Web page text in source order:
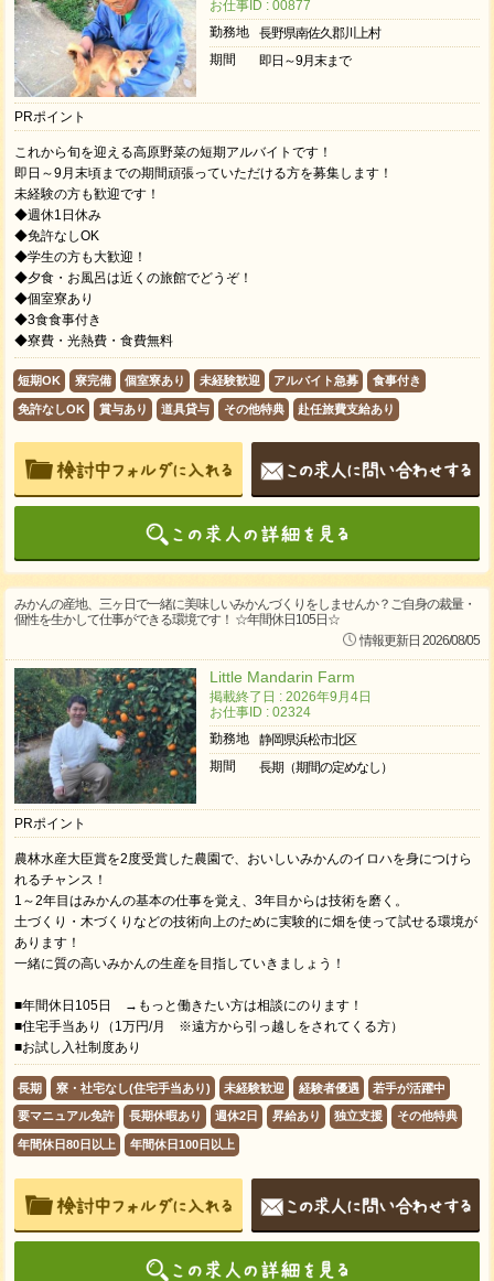
お仕事ID : 00877
勤務地
長野県南佐久郡川上村
期間
即日～9月末まで
PRポイント
これから旬を迎える高原野菜の短期アルバイトです！
即日～9月末頃までの期間頑張っていただける方を募集します！
未経験の方も歓迎です！
◆週休1日休み
◆免許なしOK
◆学生の方も大歓迎！
◆夕食・お風呂は近くの旅館でどうぞ！
◆個室寮あり
◆3食食事付き
◆寮費・光熱費・食費無料
短期OK 寮完備 個室寮あり 未経験歓迎 アルバイト急募 食事付き
免許なしOK 賞与あり 道具貸与 その他特典 赴任旅費支給あり
みかんの産地、三ヶ日で一緒に美味しいみかんづくりをしませんか？ご自身の裁量・
個性を生かして仕事ができる環境です！ ☆年間休日105日☆
情報更新日 2026/08/05
Little Mandarin Farm
掲載終了日 : 2026年9月4日
お仕事ID : 02324
勤務地
静岡県浜松市北区
期間
長期（期間の定めなし）
PRポイント
農林水産大臣賞を2度受賞した農園で、おいしいみかんのイロハを身につけら
れるチャンス！
1～2年目はみかんの基本の仕事を覚え、3年目からは技術を磨く。
土づくり・木づくりなどの技術向上のために実験的に畑を使って試せる環境が
あります！
一緒に質の高いみかんの生産を目指していきましょう！
■年間休日105日 →もっと働きたい方は相談にのります！
■住宅手当あり（1万円/月 ※遠方から引っ越しをされてくる方）
■お試し入社制度あり
長期 寮・社宅なし(住宅手当あり) 未経験歓迎 経験者優遇 若手が活躍中
要マニュアル免許 長期休暇あり 週休2日 昇給あり 独立支援 その他特典
年間休日80日以上 年間休日100日以上